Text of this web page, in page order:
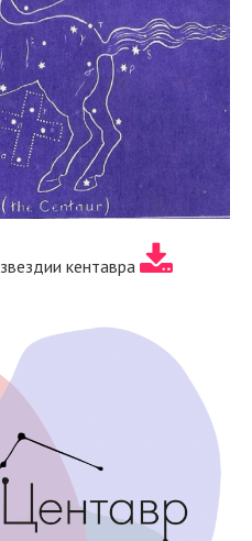
кентавра